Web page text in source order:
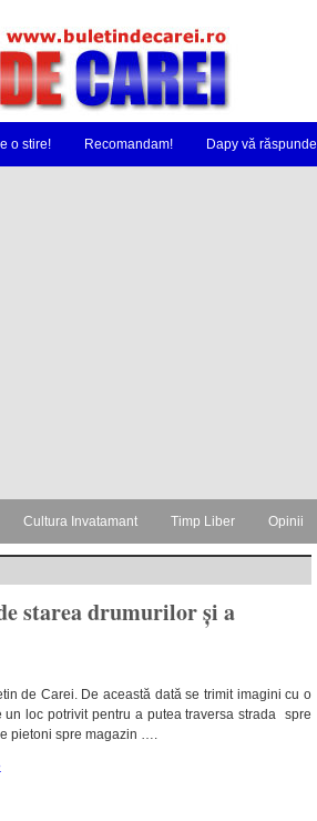
o stire! Recomandam! Dapy vă răspunde
Cultura Invatamant Timp Liber Opinii
starea drumurilor și a
de Carei. De această dată se trimit imagini cu o
loc potrivit pentru a putea traversa strada spre
pietoni spre magazin ….